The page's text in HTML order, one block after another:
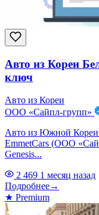
Авто из Кореи
ключ
Авто из Кореи
ООО «Сайпл-групп»
Авто из Южной Кореи
EmmetCars (ООО
Genesis...
2 469 1 месяц назад
Подробнее→
★ Premium